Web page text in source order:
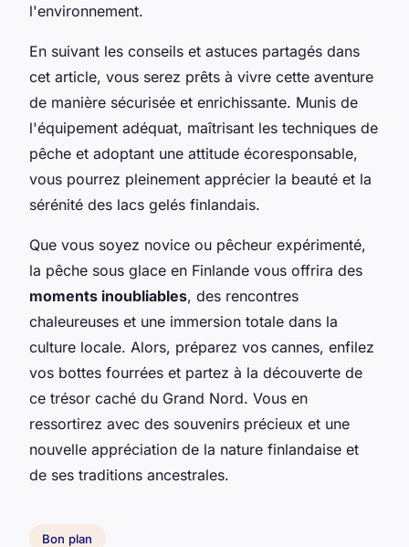
l'environnement.
En suivant les conseils et astuces partagés dans
cet article, vous serez prêts à vivre cette aventure
de manière sécurisée et enrichissante. Munis de
l'équipement adéquat, maîtrisant les techniques de
pêche et adoptant une attitude écoresponsable,
vous pourrez pleinement apprécier la beauté et la
sérénité des lacs gelés finlandais.
Que vous soyez novice ou pêcheur expérimenté,
la pêche sous glace en Finlande vous offrira des
moments inoubliables, des rencontres
chaleureuses et une immersion totale dans la
culture locale. Alors, préparez vos cannes, enfilez
vos bottes fourrées et partez à la découverte de
ce trésor caché du Grand Nord. Vous en
ressortirez avec des souvenirs précieux et une
nouvelle appréciation de la nature finlandaise et
de ses traditions ancestrales.
Bon plan